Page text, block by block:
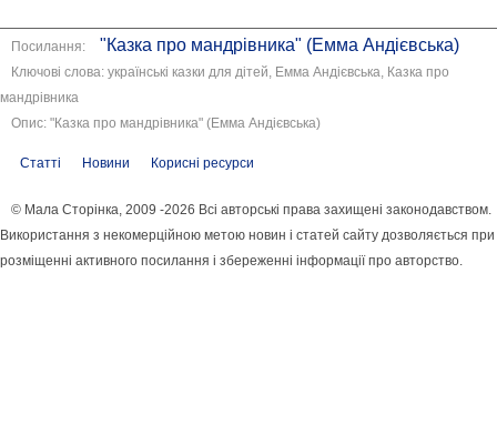
Посилання: "Казка про мандрівника" (Емма Андієвська)
Ключові слова: українські казки для дітей, Емма Андієвська, Казка про
мандрівника
Опис: "Казка про мандрівника" (Емма Андієвська)
Статті Новини Корисні ресурси
© Мала Сторінка, 2009 -2026 Всі авторські права захищені законодавством.
Використання з некомерційною метою новин і статей сайту дозволяється при
розміщенні активного посилання і збереженні інформації про авторство.